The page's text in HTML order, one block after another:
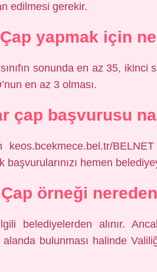
edilmesi gerekir.
Çap yapmak için ne
sonunda en az 35, ikinci
en az 3 olması.
çap başvurusu
keos.bcekmece.bel.tr/
başvurularınızı hemen
Çap örneği nereden
belediyelerden alınır.
alanda bulunması halinde